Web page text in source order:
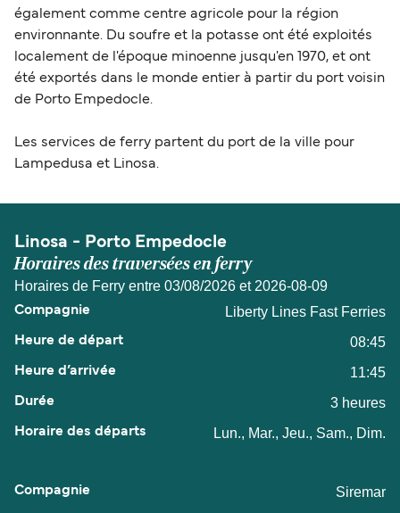
également comme centre agricole pour la région
environnante. Du soufre et la potasse ont été exploités
localement de l'époque minoenne jusqu'en 1970, et ont
été exportés dans le monde entier à partir du port voisin
de Porto Empedocle.
Les services de ferry partent du port de la ville pour
Lampedusa et Linosa.
Linosa - Porto Empedocle
Horaires des traversées en ferry
Horaires de Ferry entre 03/08/2026 et 2026-08-09
Liberty Lines Fast Ferries
08:45
11:45
3 heures
Lun., Mar., Jeu., Sam., Dim.
Siremar